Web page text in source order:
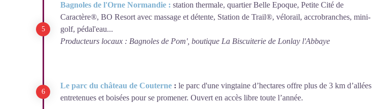
Bagnoles de l'Orne Normandie : station thermale, quartier Belle Epoque, Petite Cité de
Caractère®, BO Resort avec massage et détente, Station de Trail®, vélorail, accrobranches, mini-
golf, pédal'eau...
Producteurs locaux : Bagnoles de Pom', boutique La Biscuiterie de Lonlay l'Abbaye
Le parc du château de Couterne : le parc d'une vingtaine d’hectares offre plus de 3 km d’allées
entretenues et boisées pour se promener. Ouvert en accès libre toute l’année.